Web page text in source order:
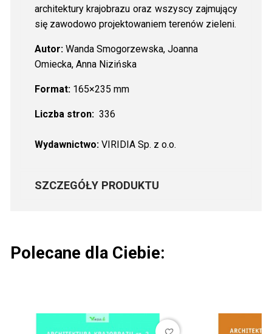
architektury krajobrazu oraz wszyscy zajmujący
się zawodowo projektowaniem terenów zieleni.
Autor:Wanda Smogorzewska, Joanna
Omiecka, Anna Nizińska
Format:165×235 mm
Liczba stron:336
Wydawnictwo:VIRIDIA Sp. z o.o.
SZCZEGÓŁY PRODUKTU
Polecane dla Ciebie: